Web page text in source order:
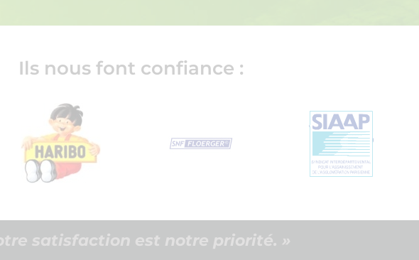
Ils nous font confiance :
satisfaction est notre priorité. »